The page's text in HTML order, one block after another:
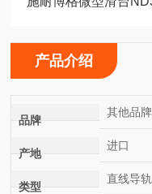
产品介绍
品牌
其他品牌
产地
进口
类型
直线导轨